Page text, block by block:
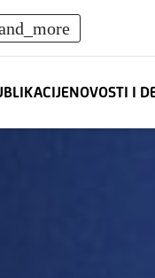
NOVOSTI I